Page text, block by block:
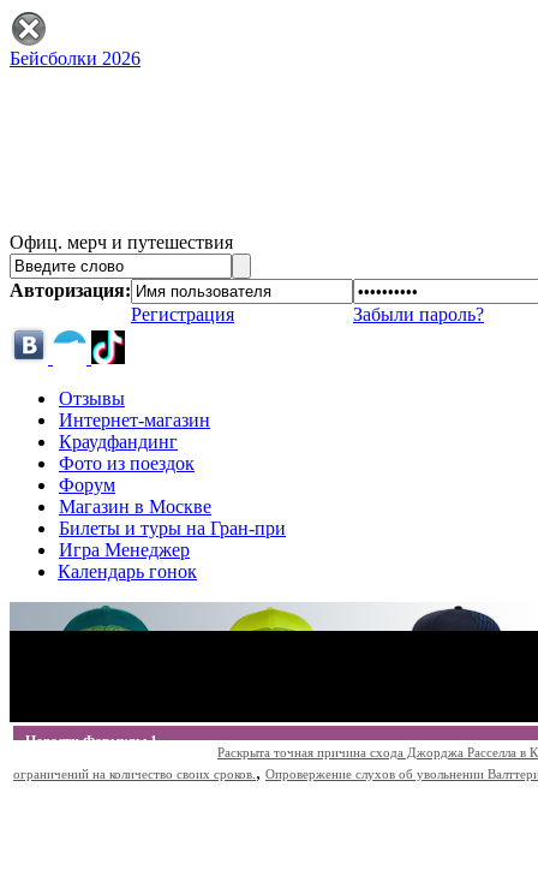
Бейсболки 2026
Офиц. мерч и путешествия
Авторизация:
Регистрация
Забыли пароль?
Отзывы
Интернет-магазин
Краудфандинг
Фото из поездок
Форум
Магазин в Москве
Билеты и туры на Гран-при
Игра Менеджер
Календарь гонок
Новости Формулы 1
Раскрыта точная причина схода Джорджа Расселла в
ограничений на количество своих сроков. , Опровержение слухов об увольнении